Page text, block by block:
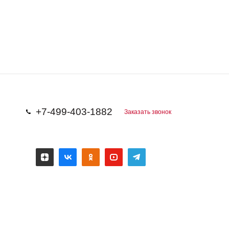
+7-499-403-1882 Заказать звонок